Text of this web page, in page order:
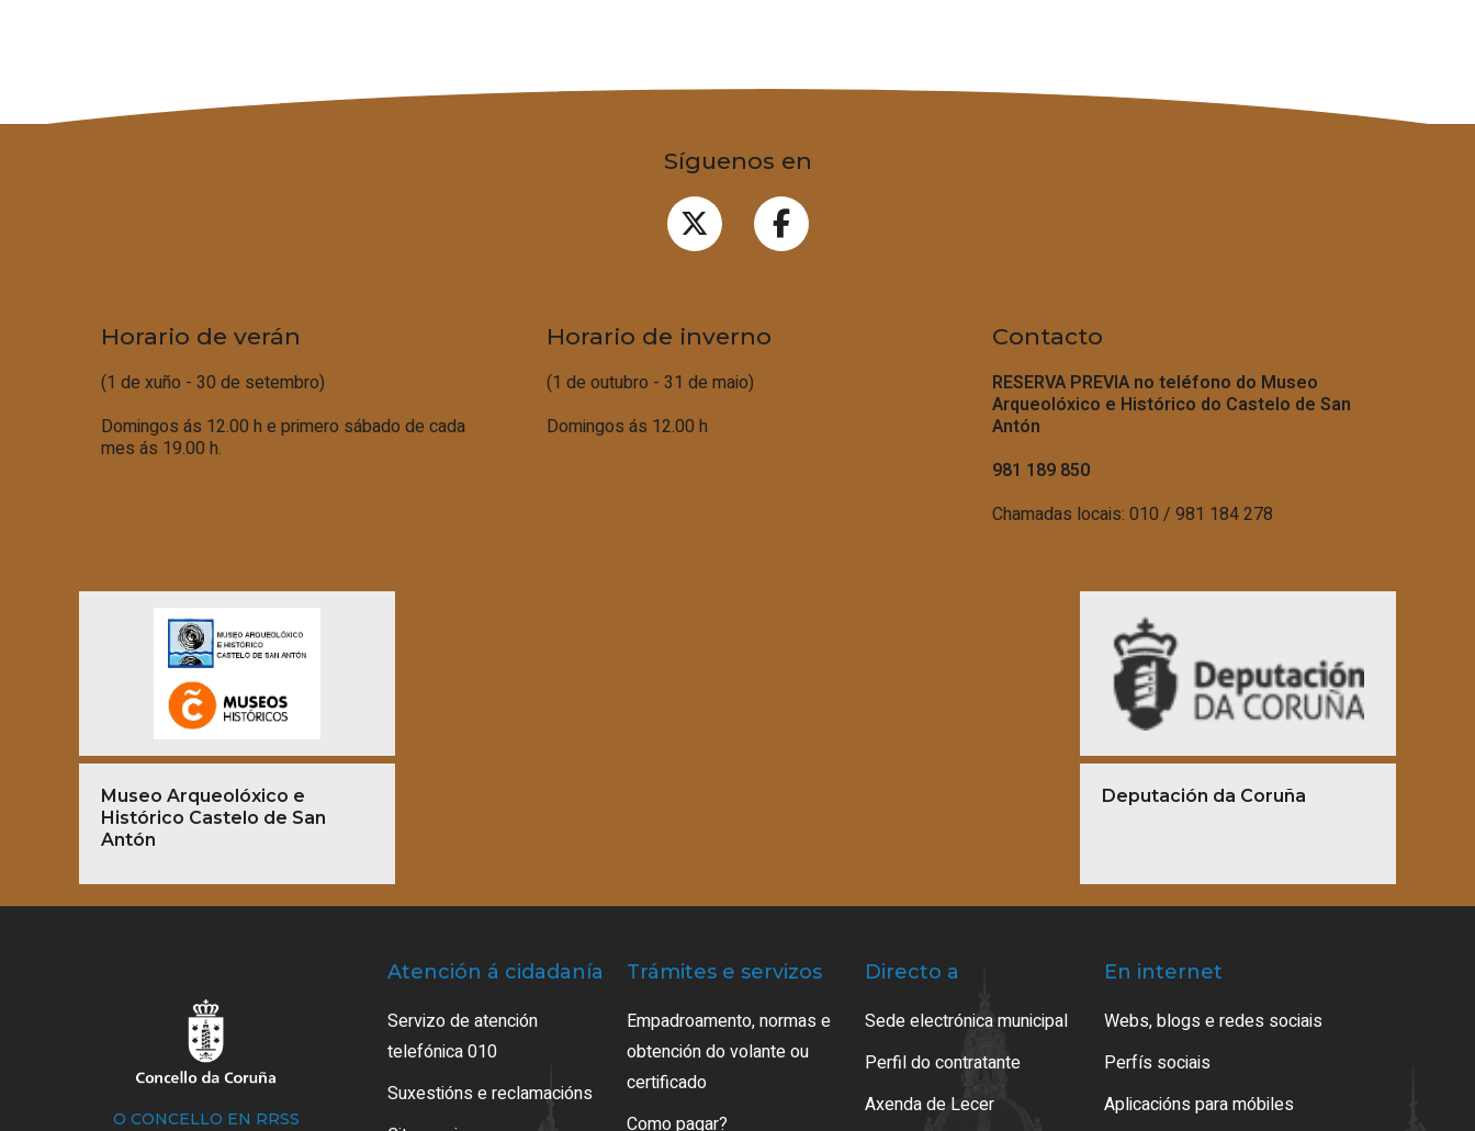
Síguenos en
Horario de verán
(1 de xuño - 30 de setembro)
Domingos ás 12.00 h e primero sábado de cada
mes ás 19.00 h.
Horario de inverno
(1 de outubro - 31 de maio)
Domingos ás 12.00 h
Contacto
RESERVA PREVIA no teléfono do Museo
Arqueolóxico e Histórico do Castelo de San
Antón
981 189 850
Chamadas locais: 010 / 981 184 278
Museo Arqueolóxico e
Histórico Castelo de San
Antón
Deputación da Coruña
O CONCELLO EN RRSS
Atención á cidadanía
Servizo de atención
telefónica 010
Suxestións e reclamacións
Trámites e servizos
Empadroamento, normas e
obtención do volante ou
certificado
Como pagar?
Directo a
Sede electrónica municipal
Perfil do contratante
Axenda de Lecer
En internet
Webs, blogs e redes sociais
Perfís sociais
Aplicacións para móbiles